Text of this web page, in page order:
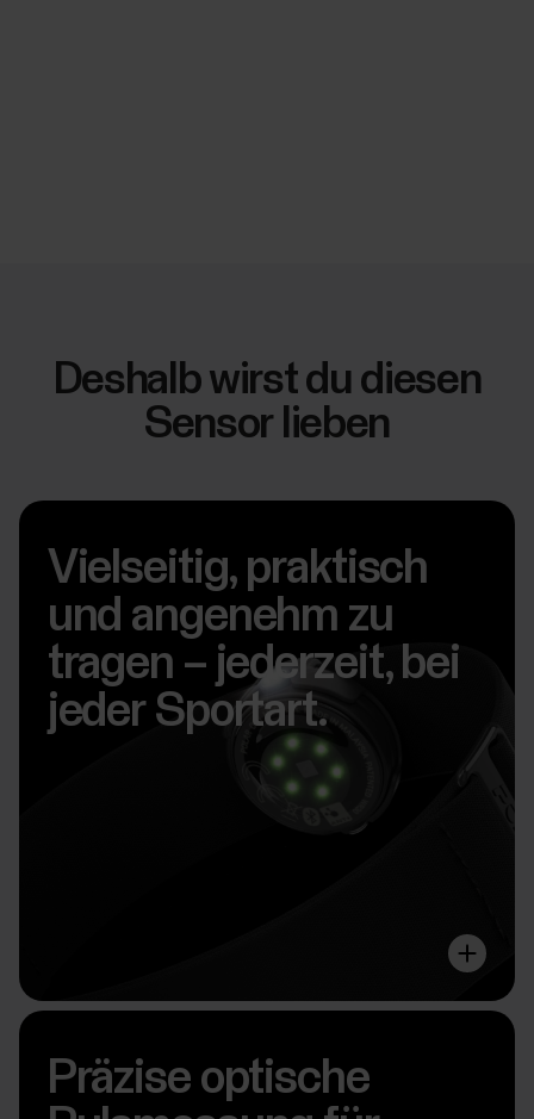
Deshalb wirst du diesen
Sensor lieben
Vielseitig, praktisch
und angenehm zu
tragen – jederzeit, bei
jeder Sportart.
Präzise optische